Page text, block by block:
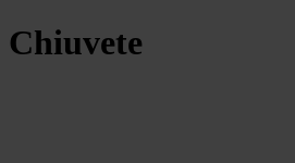
Chiuvete